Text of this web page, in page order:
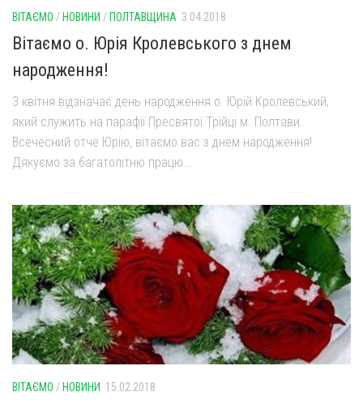
ВІТАЄМО / НОВИНИ / ПОЛТАВЩИНА 3.04.2018
Вітаємо о. Юрія Кролевського з днем
народження!
3 квітня відзначає день народження о. Юрій Кролевський,
який служить на парафії Пресвятої Трійці м. Полтави.
Всечесний отче Юрію, вітаємо вас з днем народження!
Дякуємо за багатолітню працю...
ВІТАЄМО / НОВИНИ 15.02.2018